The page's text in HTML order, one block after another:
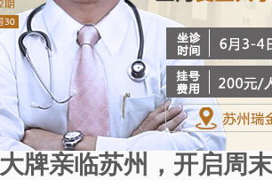
大牌亲临苏州，开启周